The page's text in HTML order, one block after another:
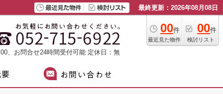
最終更新：2026年08月08日
00件
最近見た物件
00件
検討リスト
、お問合せ24時間受付可能 定休日：無